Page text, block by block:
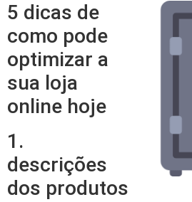
5 dicas de
como pode
optimizar a
sua loja
online hoje
1.
descrições
dos produtos